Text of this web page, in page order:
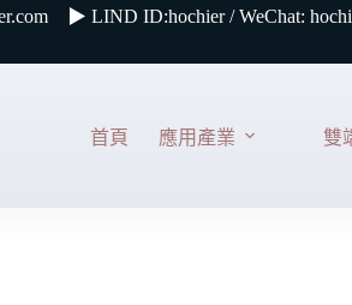
▶ LIND ID:hochier / WeChat:
首頁 應用產業 雙